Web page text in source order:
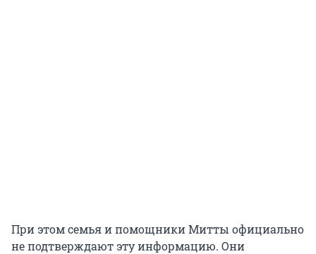
При этом семья и помощники Митты официально
не подтверждают эту информацию. Они